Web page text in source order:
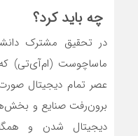
چه باید کرد؟
در تحقیق مشترک
ماساچوست (ام‌‌‌آی‌‌‌تی)
عصر تمام دیجیتال
برون‌‌‌رفت صنایع و
دیجیتال شدن و